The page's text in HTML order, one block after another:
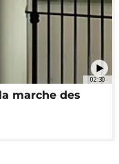
02:30
marche des